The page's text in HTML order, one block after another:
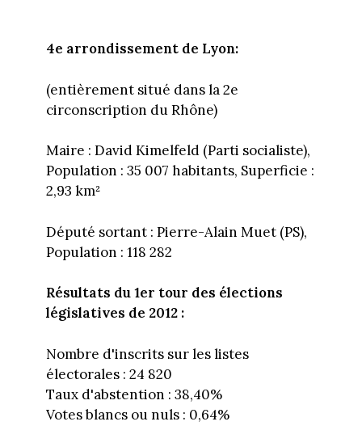
4e arrondissement de Lyon:
(entièrement situé dans la 2e
circonscription du Rhône)
Maire : David Kimelfeld (Parti socialiste),
Population : 35 007 habitants, Superficie :
2,93 km²
Député sortant : Pierre-Alain Muet (PS),
Population : 118 282
Résultats du 1er tour des élections
législatives de 2012 :
Nombre d'inscrits sur les listes
électorales : 24 820
Taux d'abstention : 38,40%
Votes blancs ou nuls : 0,64%